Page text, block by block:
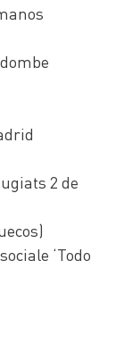
2 de
‘Todo